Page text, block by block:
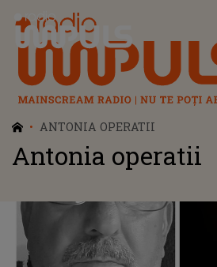
Radio Impuls
ANTONIA OPERATII
Antonia operatii